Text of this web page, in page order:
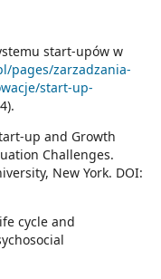
start-upów w
pages/zarzadzania-
start-up-
up and Growth
Challenges.
New York. DOI:
cycle and